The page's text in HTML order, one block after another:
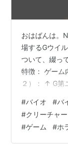
おはばんは。
場するGウイ
ついて、綴っ
特徴： ゲーム
２）： ↑ G第
超回復により
遭遇時はター
た後、 右腕が
スを投与して
#バイオ #バ
#クリーチャー
#ゲーム #ホ